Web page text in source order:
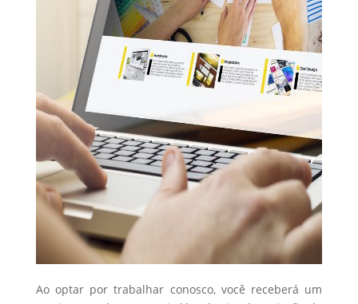
Ao optar por trabalhar conosco, você receberá um